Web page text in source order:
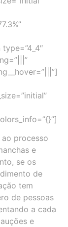
processo
e
se os
de
tem
de pessoas
a cada
e